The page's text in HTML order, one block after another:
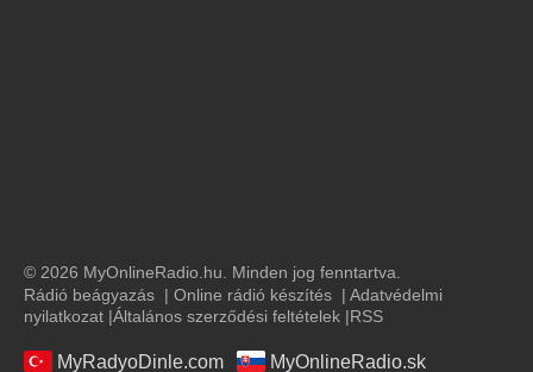
© 2026 MyOnlineRadio.hu. Minden jog fenntartva.
Rádió beágyazás | Online rádió készítés | Adatvédelmi
nyilatkozat |Általános szerződési feltételek |RSS
MyRadyoDinle.com MyOnlineRadio.sk